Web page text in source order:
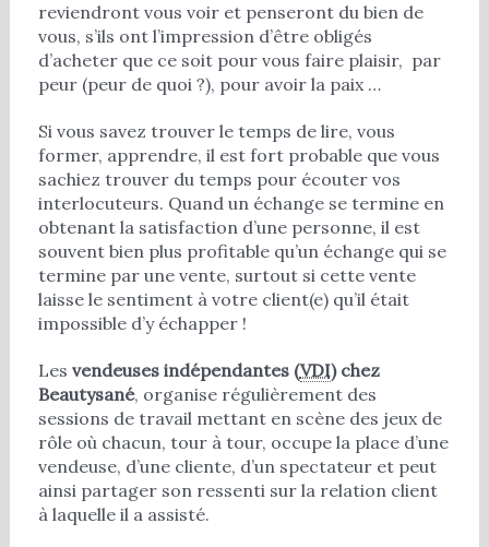
reviendront vous voir et penseront du bien de
vous, s’ils ont l’impression d’être obligés
d’acheter que ce soit pour vous faire plaisir, par
peur (peur de quoi ?), pour avoir la paix …
Si vous savez trouver le temps de lire, vous
former, apprendre, il est fort probable que vous
sachiez trouver du temps pour écouter vos
interlocuteurs. Quand un échange se termine en
obtenant la satisfaction d’une personne, il est
souvent bien plus profitable qu’un échange qui se
termine par une vente, surtout si cette vente
laisse le sentiment à votre client(e) qu’il était
impossible d’y échapper !
Les vendeuses indépendantes (VDI) chez
Beautysané, organise régulièrement des
sessions de travail mettant en scène des jeux de
rôle où chacun, tour à tour, occupe la place d’une
vendeuse, d’une cliente, d’un spectateur et peut
ainsi partager son ressenti sur la relation client
à laquelle il a assisté.